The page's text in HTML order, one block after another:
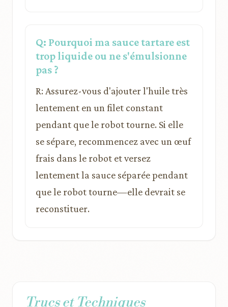
Q: Pourquoi ma sauce tartare est
trop liquide ou ne s'émulsionne
pas ?
R: Assurez-vous d'ajouter l'huile très
lentement en un filet constant
pendant que le robot tourne. Si elle
se sépare, recommencez avec un œuf
frais dans le robot et versez
lentement la sauce séparée pendant
que le robot tourne—elle devrait se
reconstituer.
Trucs et Techniques